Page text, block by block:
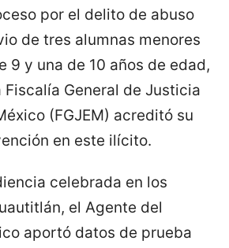
por el delito de abuso
de tres alumnas menores
9 y una de 10 años de edad,
Fiscalía General de Justicia
(FGJEM) acreditó su
en este ilícito.
celebrada en los
el Agente del
aportó datos de prueba